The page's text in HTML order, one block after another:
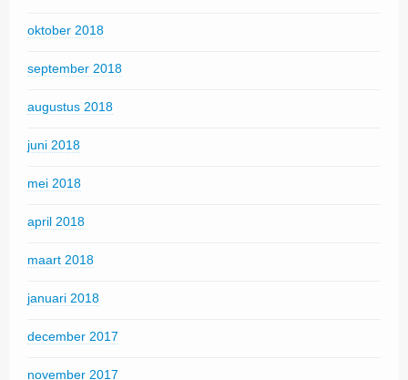
oktober 2018
september 2018
augustus 2018
juni 2018
mei 2018
april 2018
maart 2018
januari 2018
december 2017
november 2017